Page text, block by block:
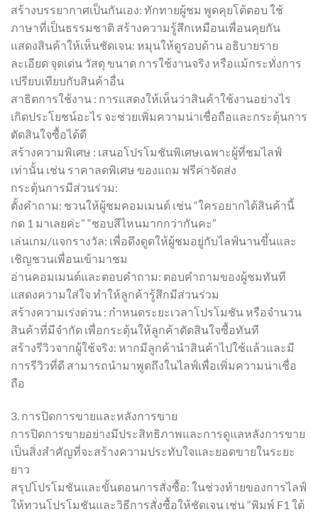
สร้างบรรยากาศเป็นกันเอง: ทักทายผู้ชม พูดคุยโต้ตอบ ใช้
ภาษาที่เป็นธรรมชาติ สร้างความรู้สึกเหมือนเพื่อนคุยกัน
แสดงสินค้าให้เห็นชัดเจน: หมุนให้ดูรอบด้าน อธิบายราย
ละเอียด จุดเด่น วัสดุ ขนาด การใช้งานจริง หรือแม้กระทั่งการ
เปรียบเทียบกับสินค้าอื่น
สาธิตการใช้งาน : การแสดงให้เห็นว่าสินค้าใช้งานอย่างไร
เกิดประโยชน์อะไร จะช่วยเพิ่มความน่าเชื่อถือและกระตุ้นการ
ตัดสินใจซื้อได้ดี
สร้างความพิเศษ : เสนอโปรโมชันพิเศษเฉพาะผู้ที่ชมไลฟ์
เท่านั้น เช่น ราคาลดพิเศษ ของแถม ฟรีค่าจัดส่ง
กระตุ้นการมีส่วนร่วม:
ตั้งคำถาม: ชวนให้ผู้ชมคอมเมนต์ เช่น “ใครอยากได้สินค้านี้
กด 1 มาเลยค่ะ” “ชอบสีไหนมากกว่ากันคะ”
เล่นเกม/แจกรางวัล: เพื่อดึงดูดให้ผู้ชมอยู่กับไลฟ์นานขึ้นและ
เชิญชวนเพื่อนเข้ามาชม
อ่านคอมเมนต์และตอบคำถาม: ตอบคำถามของผู้ชมทันที
แสดงความใส่ใจ ทำให้ลูกค้ารู้สึกมีส่วนร่วม
สร้างความเร่งด่วน : กำหนดระยะเวลาโปรโมชัน หรือจำนวน
สินค้าที่มีจำกัด เพื่อกระตุ้นให้ลูกค้าตัดสินใจซื้อทันที
สร้างรีวิวจากผู้ใช้จริง: หากมีลูกค้านำสินค้าไปใช้แล้วและมี
การรีวิวที่ดี สามารถนำมาพูดถึงในไลฟ์เพื่อเพิ่มความน่าเชื่อ
ถือ
3. การปิดการขายและหลังการขาย
การปิดการขายอย่างมีประสิทธิภาพและการดูแลหลังการขาย
เป็นสิ่งสำคัญที่จะสร้างความประทับใจและยอดขายในระยะ
ยาว
สรุปโปรโมชันและขั้นตอนการสั่งซื้อ: ในช่วงท้ายของการไลฟ์
ให้ทวนโปรโมชันและวิธีการสั่งซื้อให้ชัดเจน เช่น “พิมพ์ F1 ใต้